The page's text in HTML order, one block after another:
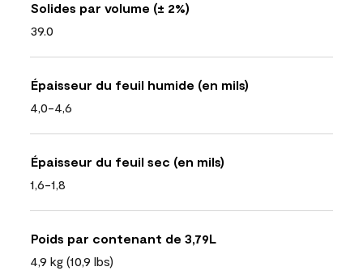
Solides par volume (± 2%)
39.0
Épaisseur du feuil humide (en mils)
4,0-4,6
Épaisseur du feuil sec (en mils)
1,6-1,8
Poids par contenant de 3,79L
4,9 kg (10,9 lbs)